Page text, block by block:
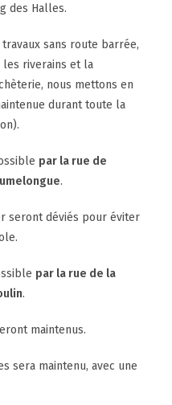
des Halles.
sans route barrée,
riverains et la
nous mettons en
durant toute la
par la rue de
.
seront déviés pour éviter
par la rue de la
.
maintenus.
sera maintenu, avec une